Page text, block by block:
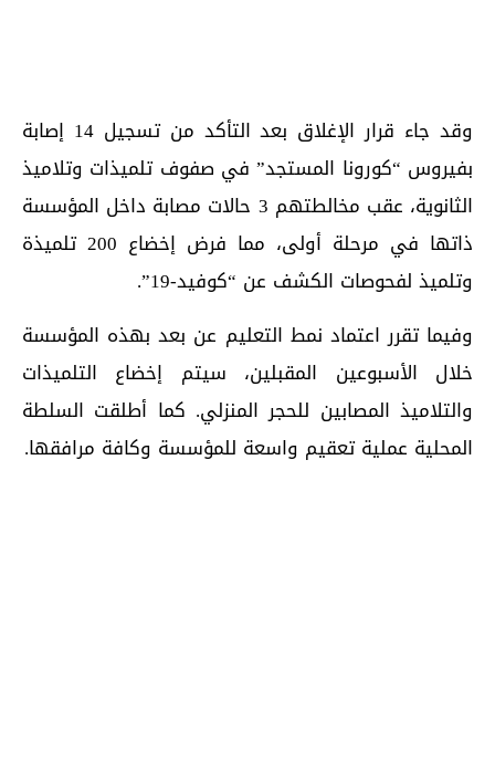
وقد جاء قرار الإغلاق بعد التأكد من تسجيل 14 إصابة
بفيروس “كورونا المستجد” في صفوف تلميذات وتلاميذ
الثانوية، عقب مخالطتهم 3 حالات مصابة داخل المؤسسة
ذاتها في مرحلة أولى، مما فرض إخضاع 200 تلميذة
وتلميذ لفحوصات الكشف عن “كوفيد-19”.
وفيما تقرر اعتماد نمط التعليم عن بعد بهذه المؤسسة
خلال الأسبوعين المقبلين، سيتم إخضاع التلميذات
والتلاميذ المصابين للحجر المنزلي. كما أطلقت السلطة
المحلية عملية تعقيم واسعة للمؤسسة وكافة مرافقها.